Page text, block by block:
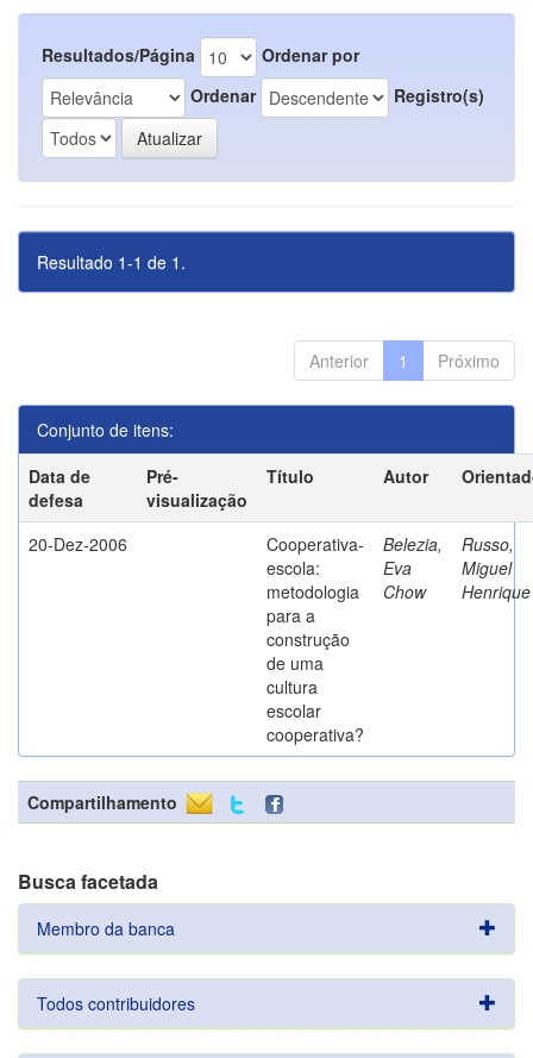
Resultados/Página
Ordenar por
Ordenar
Registro(s)
Resultado 1-1 de 1.
Anterior 1 Próximo
Conjunto de itens:
Data de
defesa
Pré-
visualização
Título Autor
20-Dez-2006
Cooperativa-
escola:
metodologia
para a
construção
de uma
cultura
escolar
cooperativa?
Belezia,
Eva
Chow
Russo,
Miguel
Henrique
Compartilhamento
Busca facetada
Membro da banca
Todos contribuidores